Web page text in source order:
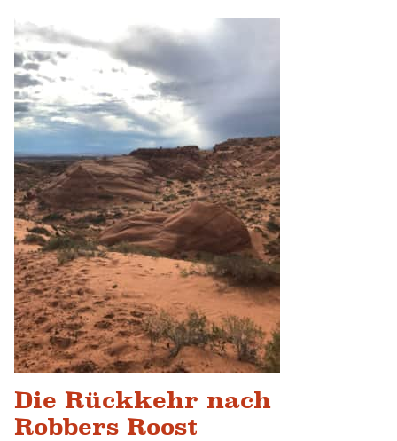
Die Rückkehr nach
Robbers Roost